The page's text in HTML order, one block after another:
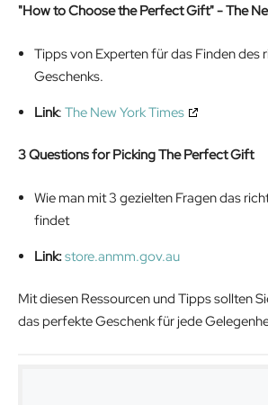
"How to Choose the Perfect Gift" - The
Tipps von Experten für das Finden des
Geschenks.
Link: The New York Times
3 Questions for Picking The Perfect Gift
Wie man mit 3 gezielten Fragen das
findet
Link:store.anmm.gov.au
Mit diesen Ressourcen und Tipps sollten
das perfekte Geschenk für jede